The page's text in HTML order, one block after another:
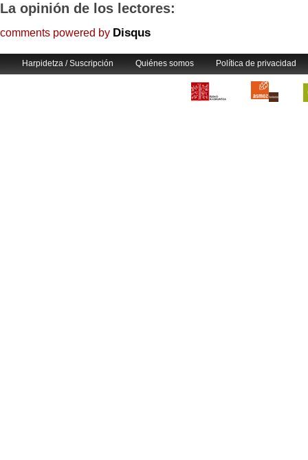
La opinión de los lectores:
comments powered by Disqus
Harpidetza / Suscripción Quiénes somos Política de privacidad